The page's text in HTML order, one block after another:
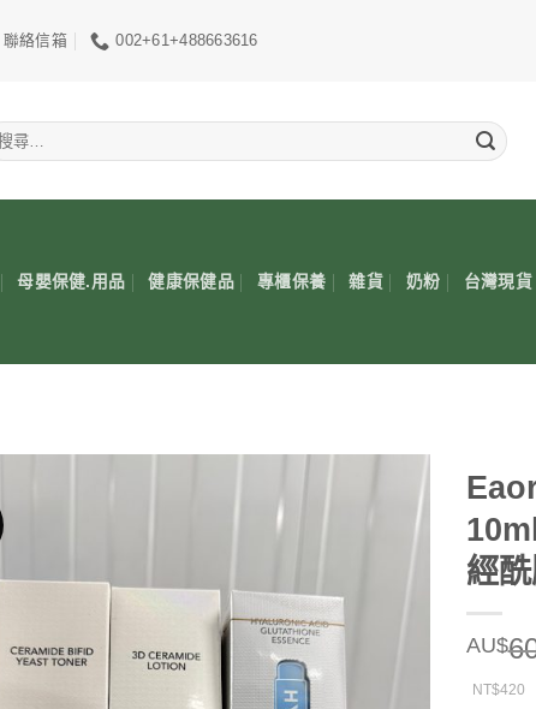
聯絡信箱 002+61+488663616
母嬰保健.用品 健康保健品 專櫃保養 雜貨 奶粉 台灣現貨
經
AU$
NT$420